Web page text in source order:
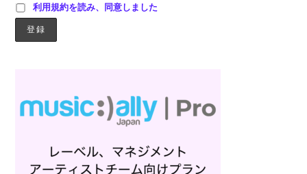
利用規約を読み、同意しました